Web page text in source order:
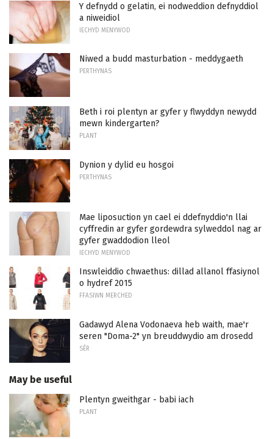
Y defnydd o gelatin, ei nodweddion defnyddiol
a niweidiol
IECHYD MENYWOD
Niwed a budd masturbation - meddygaeth
PERTHYNAS
Beth i roi plentyn ar gyfer y flwyddyn newydd
mewn kindergarten?
PLANT
Dynion y dylid eu hosgoi
PERTHYNAS
Mae liposuction yn cael ei ddefnyddio'n llai
cyffredin ar gyfer gordewdra sylweddol nag ar
gyfer gwaddodion lleol
IECHYD MENYWOD
Inswleiddio chwaethus: dillad allanol ffasiynol
o hydref 2015
FFASIWN MERCHED
Gadawyd Alena Vodonaeva heb waith, mae'r
seren "Doma-2" yn breuddwydio am drosedd
SÊR
May be useful
Plentyn gweithgar - babi iach
PLANT